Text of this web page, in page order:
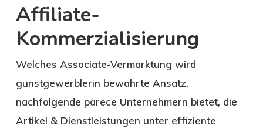
Affiliate-
Kommerzialisierung
Welches Associate-Vermarktung wird
gunstgewerblerin bewahrte Ansatz,
nachfolgende parece Unternehmern bietet, die
Artikel & Dienstleistungen unter effiziente